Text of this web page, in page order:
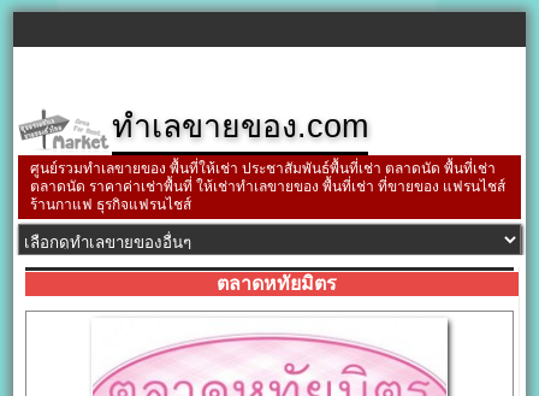
ทำเลขายของ.com
ศูนย์รวมทำเลขายของ พื้นที่ให้เช่า ประชาสัมพันธ์พื้นที่เช่า ตลาดนัด พื้นที่เช่า
ตลาดนัด ราคาค่าเช่าพื้นที่ ให้เช่าทำเลขายของ พื้นที่เช่า ที่ขายของ แฟรนไชส์
ร้านกาแฟ ธุรกิจแฟรนไชส์
ตลาดหทัยมิตร